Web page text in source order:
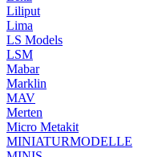
Liliput
Lima
LS Models
LSM
Mabar
Marklin
MAV
Merten
Micro Metakit
MINIATURMODELLE